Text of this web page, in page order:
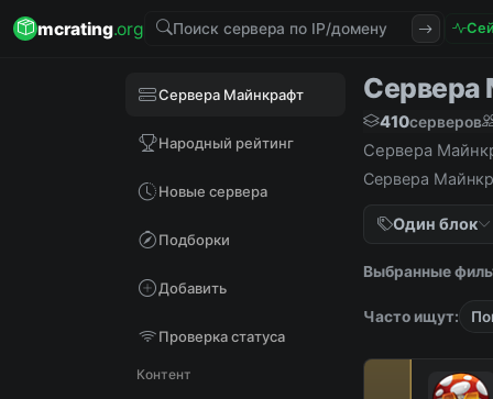
mcrating.org
Сервера Майнкрафт
Народный рейтинг
Новые сервера
Подборки
Добавить
Проверка статуса
Контент
Сервера
410серверов
Сервера
Сервера
Один блок
Выбранные
Часто ищут: